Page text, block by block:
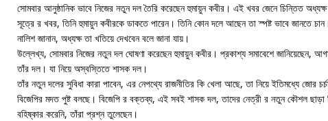
সোমবার আনুষ্ঠানিক ভাবে নিজের নতুন দল তৈরি করেছেন হুমায়ুন কবীর। এই খবর জেনে চিন্তিত অধ্যক্ষ
সূত্রে র খবর, তিনি হুমায়ুন কবীরকে ডাকতে পারেন। তিনি কোন দলে আছেন তা স্পষ্ট ভাবে জানতে
নালিশ জানান, অধ্যক্ষ তা খতিয়ে দেখবেন বলে জানা যায়।
উল্লেখ্য, সোমবার নিজের নতুন দল ঘোষণা করেছেন হুমায়ুন কবীর। প্রকাশ্য সমাবেশে জানিয়েছেন, আগামী
তাঁর দল। যা নিয়ে অস্বস্তিতে শাসক দল।
তাঁর নতুন দলের সুবিধা কারা পাবেন, এর নেপথ্যে রাজনীতির কি খেলা আছে, তা নিয়ে ইতিমধ্যে জোর
বিজেপির মদত পুষ্ট বলছে। বিজেপি র বক্তব্য, এই সবই শাসক দল, তাদের নেত্রী র নতুন কৌশল
বহিষ্কার করেনি, তাঁরা প্রশ্ন তুলেছেন।